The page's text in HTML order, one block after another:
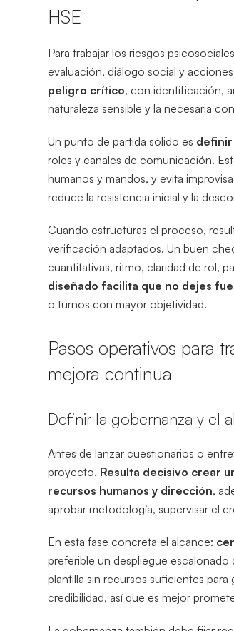
HSE
Para trabajar los riesgos
evaluación, diálogo social y
peligro crítico, con identificación,
naturaleza sensible y la necesaria
Un punto de partida sólido es
roles y canales de comunicación.
humanos y mandos, y evita
reduce la resistencia inicial y la
Cuando estructuras el proceso,
verificación adaptados. Un buen
cuantitativas, ritmo, claridad de rol,
diseñado facilita que no dejes
o turnos con mayor objetividad.
Pasos operativos para
mejora continua
Definir la gobernanza y el
Antes de lanzar cuestionarios o
proyecto. Resulta decisivo crear
recursos humanos y dirección,
aprobar metodología, supervisar el
En esta fase concreta el alcance:
preferible un despliegue escalonado
plantilla sin recursos suficientes
credibilidad, así que es mejor